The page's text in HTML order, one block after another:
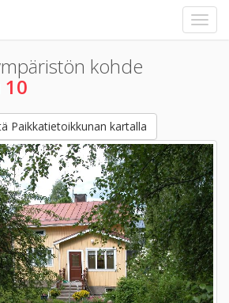
kohde
Paikkatietoikkunan kartalla